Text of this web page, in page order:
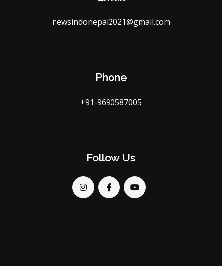
newsindonepal2021@gmail.com
Phone
+91-9690587005
Follow Us